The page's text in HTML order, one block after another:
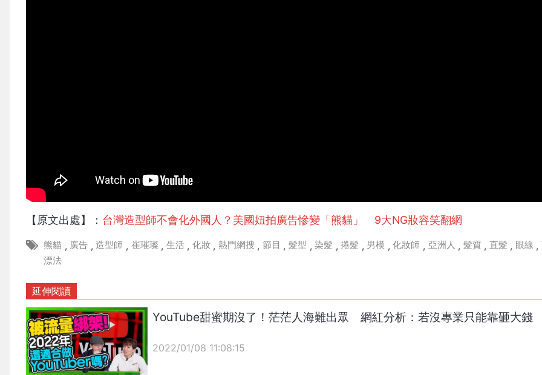
【原文出處】： 台灣造型師不會化外國人？美國妞拍廣告慘變「熊貓」 9大NG妝容笑翻網
熊貓 , 廣告 , 造型師 , 崔璀璨 , 生活 , 化妝 , 熱門網搜 , 節目 , 髮型 , 染髮 , 捲髮 , 男模 , 化妝師 , 亞洲人 , 髮質 , 直髮 , 眼線 ,
漂法
延伸閱讀
YouTube甜蜜期沒了！茫茫人海難出眾 網紅分析：若沒專業只能靠砸大錢
2022/01/08 11:08:15